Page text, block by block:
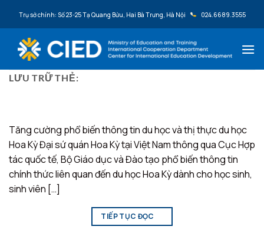
Trụ sở chính: Số 23-25 Tạ Quang Bửu, Hai Bà Trưng, Hà Nội 024.6689.3555
LƯU TRỮ THẺ:
Tăng cường phổ biến thông tin du học và thị thực du học
Hoa Kỳ Đại sứ quán Hoa Kỳ tại Việt Nam thông qua Cục Hợp
tác quốc tế, Bộ Giáo dục và Đào tạo phổ biến thông tin
chính thức liên quan đến du học Hoa Kỳ dành cho học sinh,
sinh viên […]
TIẾP TỤC ĐỌC